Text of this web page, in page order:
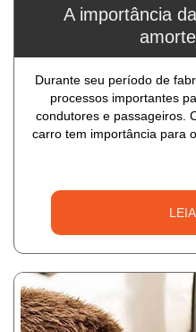
A importância
Durante seu período de
processos importantes
condutores e passageiros.
carro tem importância para